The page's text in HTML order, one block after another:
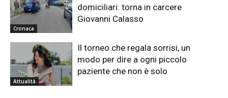
Cronaca
domiciliari: torna in carcere
Giovanni Calasso
Attualità
Il torneo che regala sorrisi, un
modo per dire a ogni piccolo
paziente che non è solo